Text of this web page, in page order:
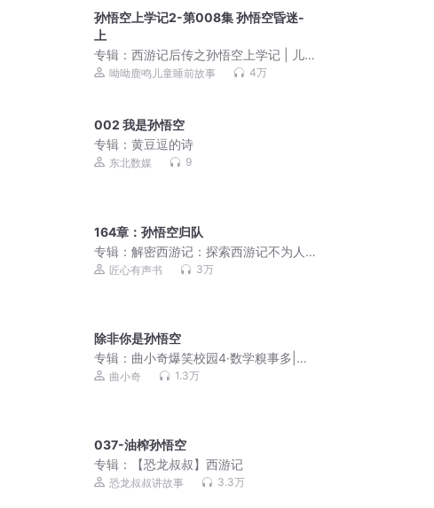
孙悟空上学记2-第008集 孙悟空昏迷-
上
专辑：西游记后传之孙悟空上学记 | 儿
童睡前故事
呦呦鹿鸣儿童睡前故事 4万
002 我是孙悟空
专辑：黄豆逗的诗
东北数媒 9
164章：孙悟空归队
专辑：解密西游记：探索西游记不为人
知的一面 厚黑学 博弈
匠心有声书 3万
除非你是孙悟空
专辑： 曲小奇爆笑校园4·数学糗事多|小
学生笑话
曲小奇 1.3万
037-油榨孙悟空
专辑：
【恐龙叔叔】西游记
恐龙叔叔讲故事 3.3万